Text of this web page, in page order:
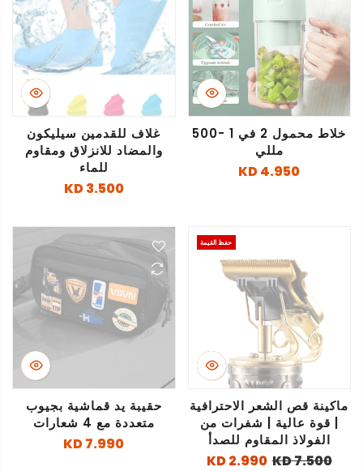
خلاط محمول 2 في 1 -500
مللي
4.950 KD
غلاف للقدمين سيليكون
والمضاد للانزلاق ومقاوم
للماء
3.500 KD
حفظ القيمة
ماكينة قص الشعر الاحترافية
| قوة عالية | شفرات من
الفولاذ المقاوم للصدأ
7.500 KD
2.990 KD
حقيبة يد قماشية بجيوب
متعددة مع 4 شعارات
7.990 KD